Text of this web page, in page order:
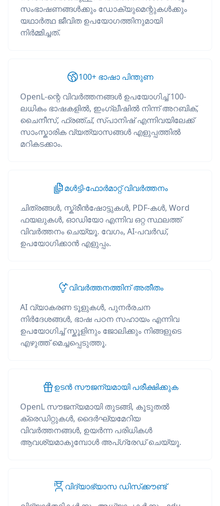
സംഭാഷണങ്ങൾക്കും ഡോക്യുമെന്റുകൾക്കും
യഥാർത്ഥ ജീവിത ഉപയോഗത്തിനുമായി
നിർമ്മിച്ചത്.
100+ ഭാഷാ പിന്തുണ
OpenL-ന്റെ വിവർത്തനങ്ങൾ ഉപയോഗിച്ച് 100-
ലധികം ഭാഷകളിൽ, ഇംഗ്ലീഷിൽ നിന്ന് അറബിക്,
ചൈനീസ്, ഫ്രഞ്ച്, സ്പാനിഷ് എന്നിവയിലേക്ക്
സാംസ്കാരിക വ്യത്യാസങ്ങൾ എളുപ്പത്തിൽ
മറികടക്കാം.
മൾട്ടി-ഫോർമാറ്റ് വിവർത്തനം
ചിത്രങ്ങൾ, സ്ക്രീൻഷോട്ടുകൾ, PDF-കൾ, Word
ഫയലുകൾ, ഓഡിയോ എന്നിവ ഒറ്റ സ്ഥലത്ത്
വിവർത്തനം ചെയ്യൂ. വേഗം, AI-പവർഡ്,
ഉപയോഗിക്കാൻ എളുപ്പം.
വിവർത്തനത്തിന് അതീതം
AI വ്യാകരണ ടൂളുകൾ, പുനർരചന
നിർദേശങ്ങൾ, ഭാഷ പഠന സഹായം എന്നിവ
ഉപയോഗിച്ച് സ്കൂളിനും ജോലിക്കും നിങ്ങളുടെ
എഴുത്ത് മെച്ചപ്പെടുത്തൂ.
ഉടൻ സൗജന്യമായി പരീക്ഷിക്കുക
OpenL സൗജന്യമായി തുടങ്ങി, കൂടുതൽ
ക്രെഡിറ്റുകൾ, ദൈർഘ്യമേറിയ
വിവർത്തനങ്ങൾ, ഉയർന്ന പരിധികൾ
ആവശ്യമാകുമ്പോൾ അപ്‌ഗ്രേഡ് ചെയ്യൂ.
വിദ്യാഭ്യാസ ഡിസ്‌ക്കൗണ്ട്